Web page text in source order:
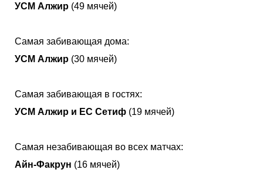
УСМ Алжир (49 мячей)
Самая забивающая дома:
УСМ Алжир (30 мячей)
Самая забивающая в гостях:
УСМ Алжир и ЕС Сетиф (19 мячей)
Самая незабивающая во всех матчах:
Айн-Факрун (16 мячей)